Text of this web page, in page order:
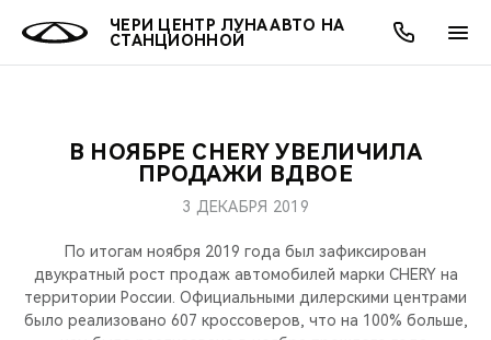
ЧЕРИ ЦЕНТР ЛУНА АВТО НА
СТАНЦИОННОЙ
МОДЕЛИ
КРОССОВЕРЫ
ПОКУПАТЕЛЯМ
КРЕДИТ И СТРАХОВАНИЕ
ВЛАДЕЛЬЦАМ
ЗАПЧАСТИ И АКСЕССУАРЫ
ПОДДЕРЖКА
МИР CHERY
О БРЕНДЕ
CHERY В СОЦСЕТЯХ
АКЦИИ
ОНЛАЙН СЕРВИСЫ
КРЕДИТ
О КОМПАНИИ
МЫ В СОЦСЕТЯХ
В НОЯБРЕ CHERY УВЕЛИЧИЛА
ПРОДАЖИ ВДВОЕ
3 ДЕКАБРЯ 2019
По итогам ноября 2019 года был зафиксирован
двукратный рост продаж автомобилей марки CHERY на
территории России. Официальными дилерскими центрами
было реализовано 607 кроссоверов, что на 100% больше,